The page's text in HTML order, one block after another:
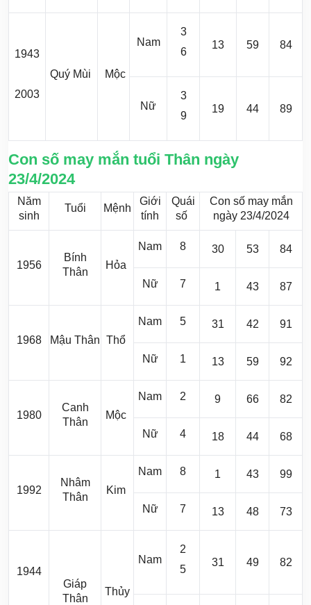
1943
2003
Quý Mùi Mộc
Nam
3
6
13 59 84
Nữ
3
9
19 44 89
Con số may mắn tuổi Thân ngày
23/4/2024
Năm
sinh
Tuổi Mệnh
Giới
tính
Quái
số
Con số may mắn
ngày 23/4/2024
1956
Bính
Thân
Hỏa
Nam 8 30 53 84
Nữ 7 1 43 87
1968 Mậu Thân Thổ
Nam 5 31 42 91
Nữ 1 13 59 92
1980
Canh
Thân
Mộc
Nam 2 9 66 82
Nữ 4 18 44 68
1992
Nhâm
Thân
Kim
Nam 8 1 43 99
Nữ 7 13 48 73
1944
Giáp
Thân
Thủy
Nam
2
5
31 49 82